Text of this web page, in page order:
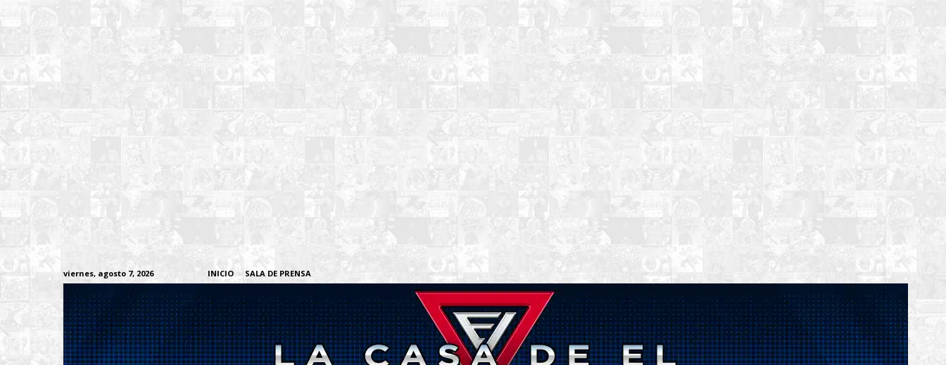
viernes, agosto 7, 2026 INICIO SALA DE PRENSA